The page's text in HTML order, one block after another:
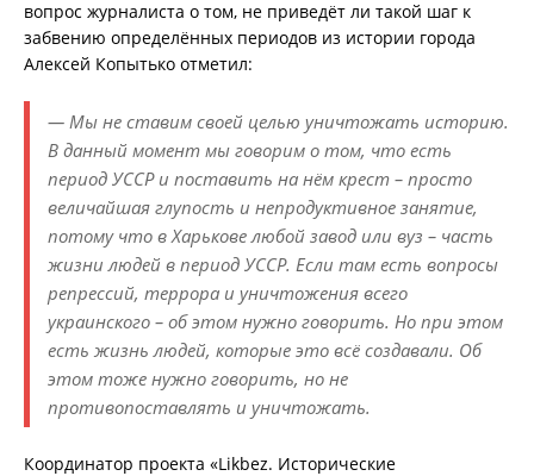
вопрос журналиста о том, не приведёт ли такой шаг к
забвению определённых периодов из истории города
Алексей Копытько отметил:
— Мы не ставим своей целью уничтожать историю.
В данный момент мы говорим о том, что есть
период УССР и поставить на нём крест – просто
величайшая глупость и непродуктивное занятие,
потому что в Харькове любой завод или вуз – часть
жизни людей в период УССР. Если там есть вопросы
репрессий, террора и уничтожения всего
украинского – об этом нужно говорить. Но при этом
есть жизнь людей, которые это всё создавали. Об
этом тоже нужно говорить, но не
противопоставлять и уничтожать.
Координатор проекта «Likbez. Исторические